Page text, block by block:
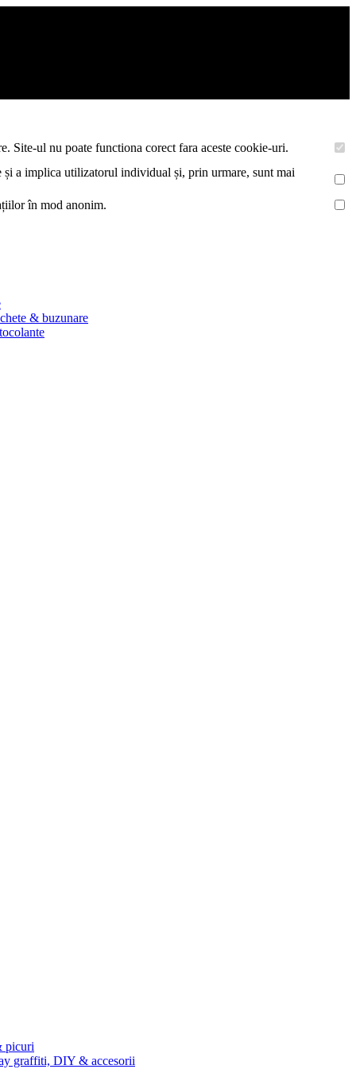
Site-ul nu poate functiona corect fara aceste cookie-uri.
și a implica utilizatorul individual și, prin urmare, sunt mai
în mod anonim.
& buzunare
picuri
graffiti, DIY & accesorii